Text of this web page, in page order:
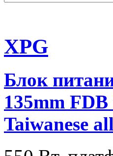
XPG
Блок
135mm
Taiwanese